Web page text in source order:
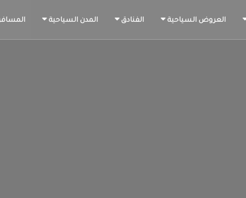
العروض السياحية الفنادق المدن السياحية